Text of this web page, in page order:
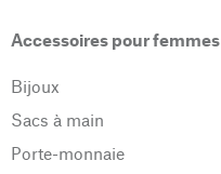
Accessoires pour femmes
Bijoux
Sacs à main
Porte-monnaie